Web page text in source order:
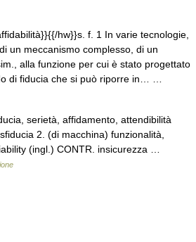
hw}}s. f. 1 In varie tecnologie,
un meccanismo complesso, di un
alla funzione per cui è stato progettato
di fiducia che si può riporre in… …
serietà, affidamento, attendibilità
2. (di macchina) funzionalità,
(ingl.) CONTR. insicurezza …